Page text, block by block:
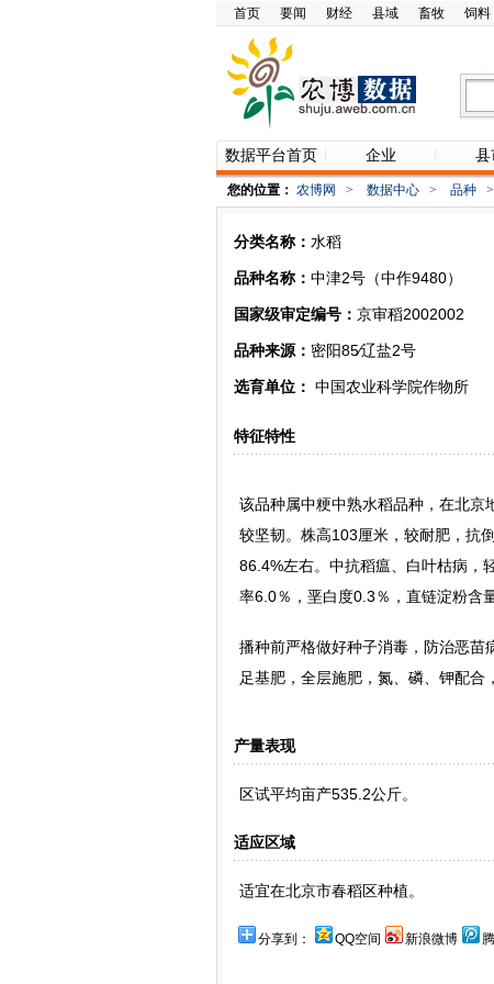
首页 要闻 财经 县域 畜牧 饲料
数据平台首页 企业 县
您的位置： 农博网 > 数据中心 > 品种 >
分类名称： 水稻
品种名称： 中津2号（中作9480）
国家级审定编号： 京审稻2002002
品种来源： 密阳85∕辽盐2号
选育单位： 中国农业科学院作物所
特征特性
该品种属中粳中熟水稻品种，在北
较坚韧。株高103厘米，较耐肥，抗
86.4%左右。中抗稻瘟、白叶枯病，
率6.0％，垩白度0.3％，直链淀粉含
播种前严格做好种子消毒，防治恶
足基肥，全层施肥，氮、磷、钾配合
产量表现
区试平均亩产535.2公斤。
适应区域
适宜在北京市春稻区种植。
分享到： QQ空间 新浪微博